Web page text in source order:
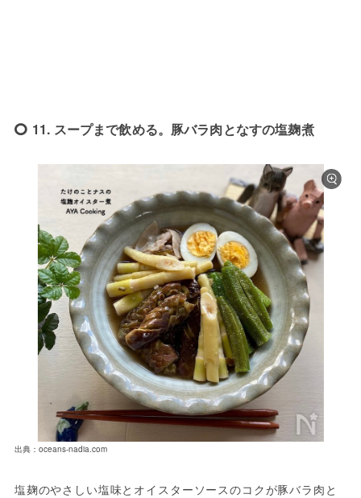
11. スープまで飲める。豚バラ肉となすの塩麹煮
出典：oceans-nadia.com
塩麹のやさしい塩味とオイスターソースのコクが豚バラ肉と